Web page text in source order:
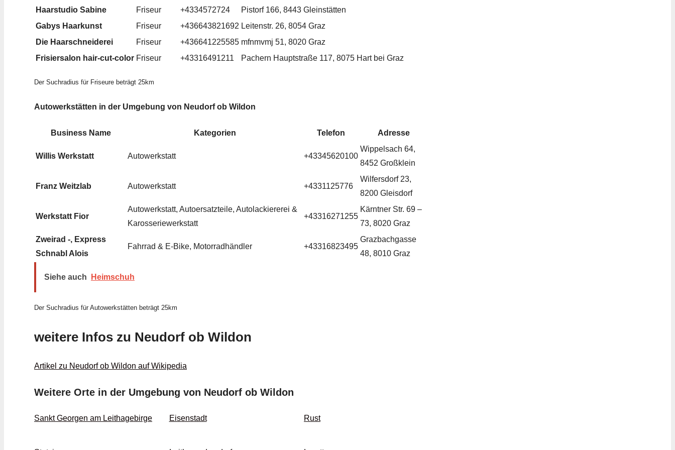
Haarstudio Sabine Friseur +4334572724
Pistorf 166, 8443 Gleinstätten
Gabys Haarkunst
Friseur +436643821692 Leitenstr. 26, 8054 Graz
Die Haarschneiderei
Friseur +436641225585 mfnmvmj 51, 8020 Graz
Frisiersalon hair-cut-color Friseur +43316491211 Pachern Hauptstraße 117, 8075 Hart bei Graz
Der Suchradius für Friseure beträgt 25km
Autowerkstätten in der Umgebung von Neudorf ob Wildon
Business Name Kategorien Telefon Adresse
Willis Werkstatt Autowerkstatt +43345620100
Wippelsach 64,
8452 Großklein
Franz Weitzlab Autowerkstatt +4331125776
Wilfersdorf 23,
8200 Gleisdorf
Werkstatt Fior
Autowerkstatt, Autoersatzteile, Autolackiererei &
Karosseriewerkstatt
+43316271255
Kärntner Str. 69 –
73, 8020 Graz
Zweirad -, Express
Schnabl Alois
Fahrrad & E-Bike, Motorradhändler +43316823495
Grazbachgasse
48, 8010 Graz
Siehe auch Heimschuh
Der Suchradius für Autowerkstätten beträgt 25km
weitere Infos zu Neudorf ob Wildon
Artikel zu Neudorf ob Wildon auf Wikipedia
Weitere Orte in der Umgebung von Neudorf ob Wildon
Sankt Georgen am Leithagebirge Eisenstadt Rust